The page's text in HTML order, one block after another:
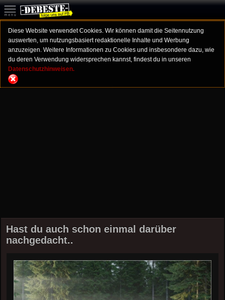
Diese Website verwendet Cookies. Wir können damit die Seitennutzung
auswerten, um nutzungsbasiert redaktionelle Inhalte und Werbung
anzuzeigen. Weitere Informationen zu Cookies und insbesondere dazu, wie
du deren Verwendung widersprechen kannst, findest du in unseren
Datenschutzhinweisen.
Hast du auch schon einmal darüber
nachgedacht..